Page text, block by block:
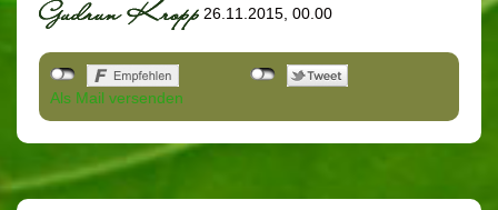
26.11.2015, 00.00
Als Mail versenden